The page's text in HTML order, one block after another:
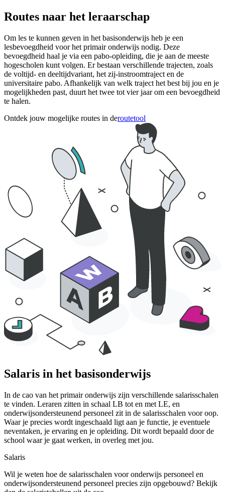
Routes naar het leraarschap
Om les te kunnen geven in het basisonderwijs heb je een
lesbevoegdheid voor het primair onderwijs nodig. Deze
bevoegdheid haal je via een pabo-opleiding, die je aan de meeste
hogescholen kunt volgen. Er bestaan verschillende trajecten, zoals
de voltijd- en deeltijdvariant, het zij-instroomtraject en de
universitaire pabo. Afhankelijk van welk traject het best bij jou en je
mogelijkheden past, duurt het twee tot vier jaar om een bevoegdheid
te halen.
Ontdek jouw mogelijke routes in deroutetool
Salaris in het basisonderwijs
In de cao van het primair onderwijs zijn verschillende salarisschalen
te vinden. Leraren zitten in schaal LB tot en met LE, en
onderwijsondersteunend personeel zit in de salarisschalen voor oop.
Waar je precies wordt ingeschaald ligt aan je functie, je eventuele
neventaken, je ervaring en je opleiding. Dit wordt bepaald door de
school waar je gaat werken, in overleg met jou.
Salaris
Wil je weten hoe de salarisschalen voor onderwijs personeel en
onderwijsondersteunend personeel precies zijn opgebouwd? Bekijk